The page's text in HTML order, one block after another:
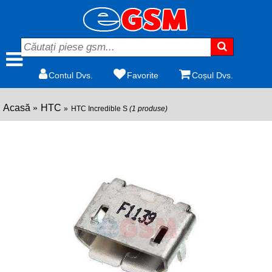
Contul Dvs. Favorite Coșul Dvs.
Acasă HTC HTC Incredible S (1 produse)